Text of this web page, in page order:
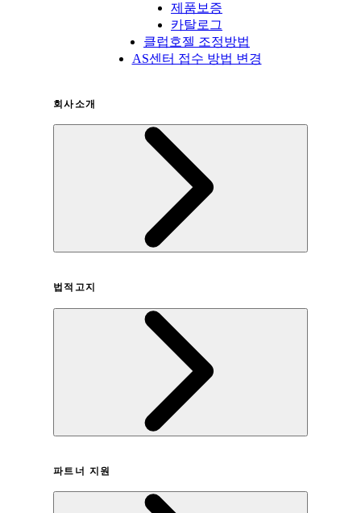
제품보증
카탈로그
클럽호젤 조정방법
AS센터 접수 방법 변경
회사소개
법적고지
개인정보취급방침
파트너 지원